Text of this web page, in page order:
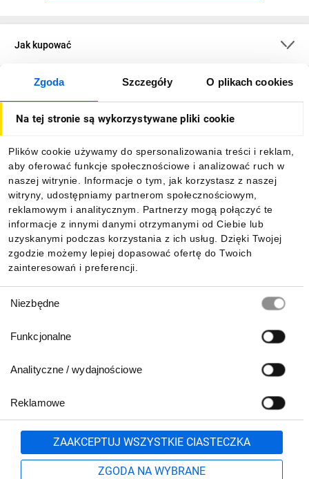
Zgoda Szczegóły O plikach cookies
Na tej stronie są wykorzystywane pliki cookie
Plików cookie używamy do spersonalizowania treści i reklam,
aby oferować funkcje społecznościowe i analizować ruch w
naszej witrynie. Informacje o tym, jak korzystasz z naszej
witryny, udostępniamy partnerom społecznościowym,
reklamowym i analitycznym. Partnerzy mogą połączyć te
informacje z innymi danymi otrzymanymi od Ciebie lub
uzyskanymi podczas korzystania z ich usług. Dzięki Twojej
zgodzie możemy lepiej dopasować ofertę do Twoich
zainteresowań i preferencji.
zgody
Niezbędne
Funkcjonalne
Analityczne / wydajnościowe
Reklamowe
ZAAKCEPTUJ WSZYSTKIE CIASTECZKA
ZGODA NA WYBRANE
Jak kupować
O firmie
Informacje
Pobierz naszą aplikację mobilną:
801 500 700 lub
71 37 61 600
Formularz kontaktowy